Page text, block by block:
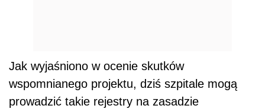
Jak wyjaśniono w ocenie skutków
wspomnianego projektu, dziś szpitale mogą
prowadzić takie rejestry na zasadzie